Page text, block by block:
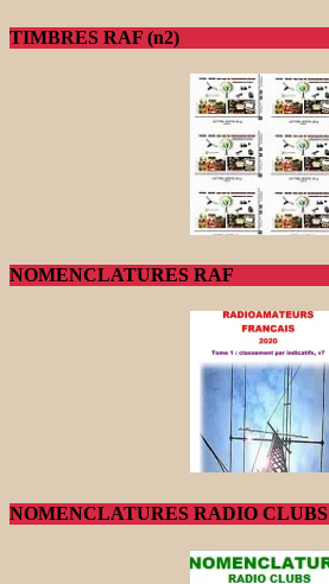
TIMBRES RAF (n2)
NOMENCLATURES RAF
NOMENCLATURES RADIO CLUBS